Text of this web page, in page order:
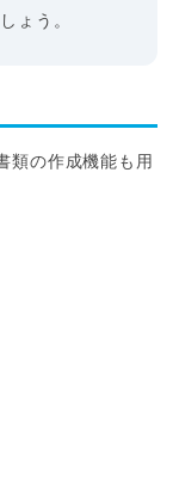
ょう。
類の作成機能も用